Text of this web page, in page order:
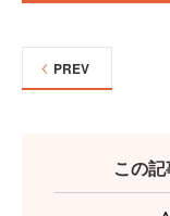
PREV
この